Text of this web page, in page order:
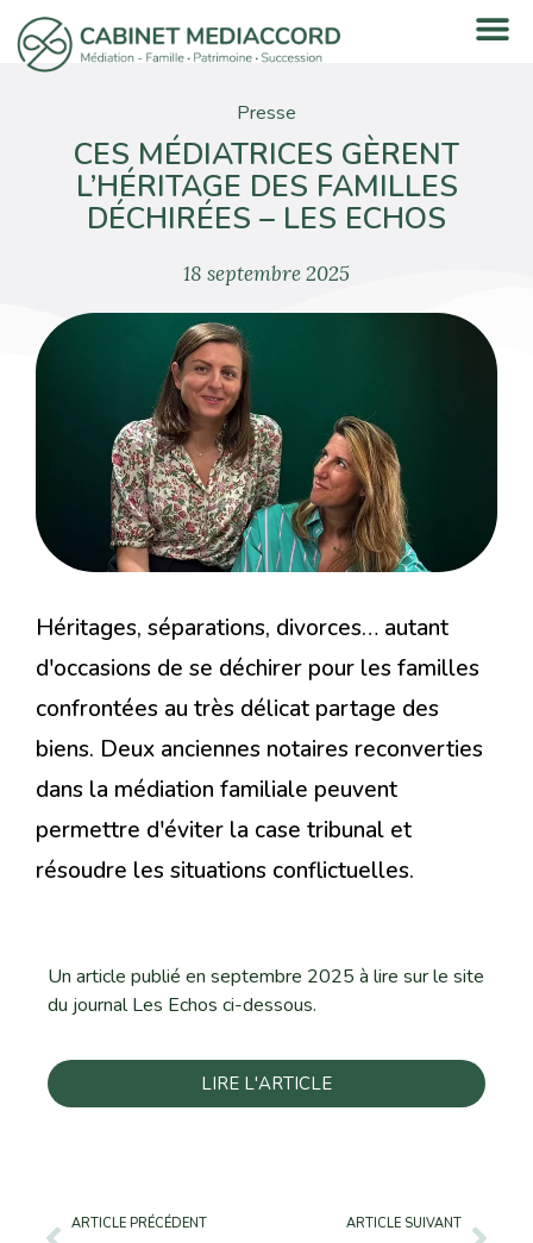
Presse
CES MÉDIATRICES GÈRENT
L’HÉRITAGE DES FAMILLES
DÉCHIRÉES – LES ECHOS
18 septembre 2025
Héritages, séparations, divorces… autant
d'occasions de se déchirer pour les familles
confrontées au très délicat partage des
biens. Deux anciennes notaires reconverties
dans la médiation familiale peuvent
permettre d'éviter la case tribunal et
résoudre les situations conflictuelles.
Un article publié en septembre 2025 à lire sur le site
du journal Les Echos ci-dessous.
LIRE L'ARTICLE
ARTICLE PRÉCÉDENT ARTICLE SUIVANT